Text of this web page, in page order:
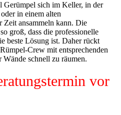
Gerümpel sich im Keller, in der
in einem alten
Zeit ansammeln kann. Die
groß, dass die professionelle
beste Lösung ist. Daher rückt
Crew mit entsprechenden
schnell zu räumen.
vor